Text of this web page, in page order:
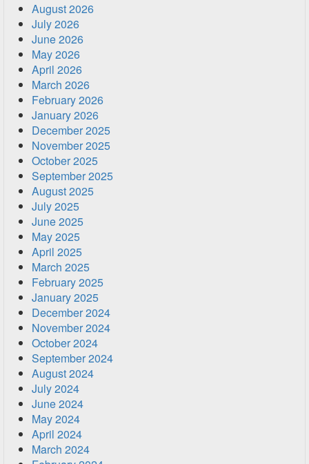
August 2026
July 2026
June 2026
May 2026
April 2026
March 2026
February 2026
January 2026
December 2025
November 2025
October 2025
September 2025
August 2025
July 2025
June 2025
May 2025
April 2025
March 2025
February 2025
January 2025
December 2024
November 2024
October 2024
September 2024
August 2024
July 2024
June 2024
May 2024
April 2024
March 2024